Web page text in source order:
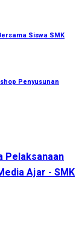
Siswa SMK
Penyusunan
Pelaksanaan
Ajar - SMK